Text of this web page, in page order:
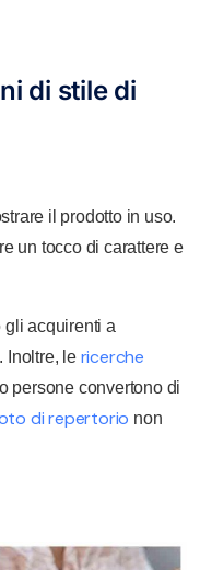
di stile di
il prodotto in uso.
un tocco di carattere e
gli acquirenti a
Inoltre, le ricerche
persone convertono di
di repertorio non